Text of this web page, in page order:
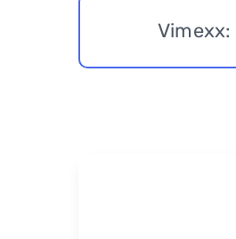
Vimexx: